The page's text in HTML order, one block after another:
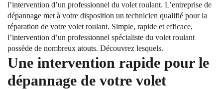
l’intervention d’un professionnel du volet roulant. L’entreprise de
dépannage met à votre disposition un technicien qualifié pour la
réparation de votre volet roulant. Simple, rapide et efficace,
l’intervention d’un professionnel spécialiste du volet roulant
possède de nombreux atouts. Découvrez lesquels.
Une intervention rapide pour le
dépannage de votre volet